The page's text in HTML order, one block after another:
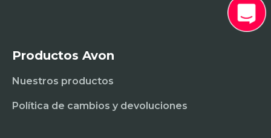
Productos Avon
Nuestros productos
Política de cambios y devoluciones